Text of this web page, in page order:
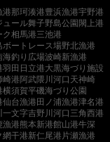
港那珂湊港豊浜漁港宇野港
ュール舞子野島公園 閖上港
ク相馬港三池港
ボートレース場野北漁港
海釣り広場波崎新漁港
羽田 日立港大黒海づり施設
崎港 阿武隈川河口 天神崎
横須賀平磯海づり公園
仙台漁港 田ノ浦漁港津名港
一文字吉野川河口 三角西港
漁港熊本新港館山港牛深
網干港新仁尾港 片瀬漁港